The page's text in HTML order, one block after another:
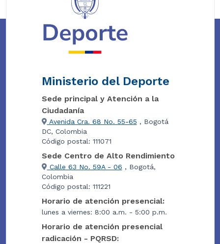
Ministerio del Deporte
Sede principal y Atención a la
Ciudadanía
Avenida Cra. 68 No. 55-65 , Bogotá
DC, Colombia
Código postal: 111071
Sede Centro de Alto Rendimiento
Calle 63 No. 59A - 06 , Bogotá,
Colombia
Código postal: 111221
Horario de atención presencial:
lunes a viernes: 8:00 a.m. - 5:00 p.m.
Horario de atención presencial
radicación - PQRSD: